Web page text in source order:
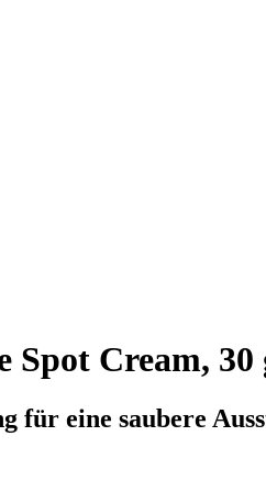
Spot Cream, 30
für eine saubere